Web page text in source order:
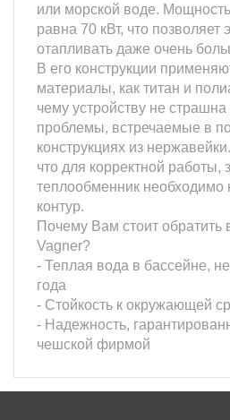
или морской воде.
равна 70 кВт, что позволяет
отапливать даже очень
В его конструкции
материалы, как титан и
чему устройству не
проблемы, встречаемые в
конструкциях из
что для корректной работы,
теплообменник необходимо
контур.
Почему Вам стоит обратить
Vagner?
- Теплая вода в бассейне,
года
- Стойкость к окружающей
- Надежность,
чешской фирмой